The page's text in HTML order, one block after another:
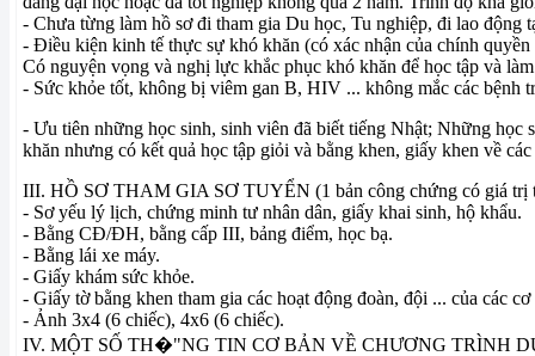
- Chưa từng làm hồ sơ đi tham gia Du học, Tu nghiệp, đi lao động
- Điều kiện kinh tế thực sự khó khăn (có xác nhận của chính
Có nguyện vọng và nghị lực khắc phục khó khăn để học tập và
- Sức khỏe tốt, không bị viêm gan B, HIV ... không mắc các bệnh
- Ưu tiên những học sinh, sinh viên đã biết tiếng Nhật; Những học
khăn nhưng có kết quả học tập giỏi và bằng khen, giấy khen về
III. HỒ SƠ THAM GIA SƠ TUYỂN (1 bản công chứng có giá trị
- Sơ yếu lý lịch, chứng minh tư nhân dân, giấy khai sinh, hộ khẩu.
- Bằng CĐ/ĐH, bằng cấp III, bảng điểm, học bạ.
- Bằng lái xe máy.
- Giấy khám sức khỏe.
- Giấy tờ bằng khen tham gia các hoạt động đoàn, đội ... của các cơ
- Ảnh 3x4 (6 chiếc), 4x6 (6 chiếc).
IV. MỘT SỐ TH�"NG TIN CƠ BẢN VỀ CHƯƠNG TRÌNH